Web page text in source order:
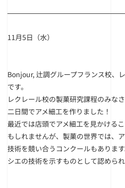
11月5日（水）
Bonjour, 辻調グループフランス校、
です。
レクレール校の製菓研究課程のみな
二日間でアメ細工を作りました！
最近では店頭でアメ細工を見かける
もしれませんが、製菓の世界では、
技術を競い合うコンクールもありま
シエの技術を示すものとして認められ